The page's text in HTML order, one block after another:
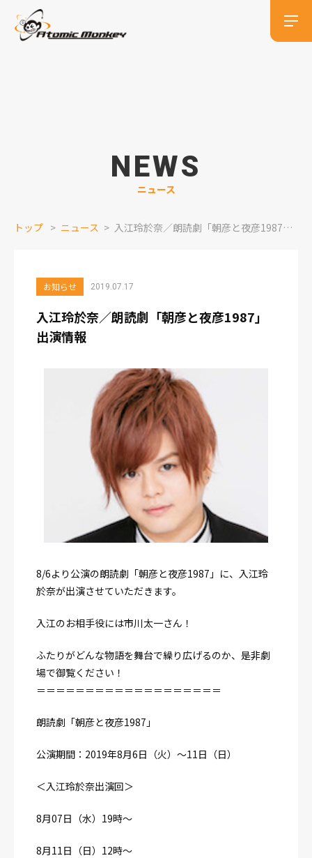
NEWS
ニュース
トップ ニュース 入江玲於奈／朗読劇「朝彦と夜彦1987」出演情報
お知らせ 2019.07.17
入江玲於奈／朗読劇「朝彦と夜彦1987」
出演情報
8/6より公演の朗読劇「朝彦と夜彦1987」に、入江玲
於奈が出演させていただきます。
入江のお相手役には市川太一さん！
ふたりがどんな物語を舞台で繰り広げるのか、是非劇
場で御覧ください！
＝＝＝＝＝＝＝＝＝＝＝＝＝＝＝＝＝＝＝
朗読劇「朝彦と夜彦1987」
公演期間：2019年8月6日（火）〜11日（日）
＜入江玲於奈出演回＞
8月07日（水）19時〜
8月11日（日）12時〜